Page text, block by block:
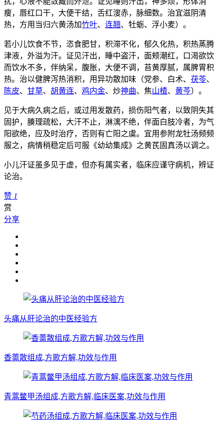
瘦，唇红口干，大便干结，舌红溲赤，脉细数。治宜滋阴清
热，方用当归六黄汤加竹叶、 连翘、牡蛎、浮小麦）。
若小儿饮食不节，恣食肥甘，积滞不化，郁久化热，积热蒸腾
津液，外溢为汗。证见汗出，睡中盗汗，面颊潮红，口渴欲饮
而饮水不多，伴纳呆，腹胀，大便不调，苔黄厚腻，属脾胃积
热。治以健脾泻热消积，用异功散加味（党参、白术、 茯苓、
陈皮、 甘草、 胡黄连、 鸡内金、炒神曲、焦山楂、 黄芩）。
见于大病久病之后，或过用发散药，损伤阳气者，以致阴失其
固护，腠理疏松，大汗不止，淋漓不绝，伴面白肢冷者，为气
阳欲绝，应及时治疗，否则有亡阳之虞。宜用参附龙牡汤频频
服之，病情稍稳定后可服《幼幼集成》之黄芪固真汤以调之。
小儿汗证虽多见于虚，但亦有属实者，临床应谨守病机，辨证
论治。
赞 1
赏
分享
头痛从肝论治的中医经验方
香薷散组成,方歌方解,功效与作用
青蒿鳖甲汤组成,方歌方解,临床医案,功效与作用